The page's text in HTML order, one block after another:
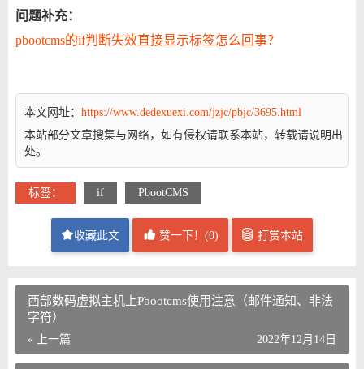
问题补充：
pbootcms的if判断失效直接显示标签怎么回事？
本文网址： https://www.dedexuexi.com/jzjc/pbjc/3695.html
本站部分文章搜集与网络，如有侵权请联系本站，转载请说明出
处。
标签： if PbootCMS
收藏此文 赞一下！(0) 打赏本站
西部数码虚拟主机上Pbootcms使用注意（邮件通知、非法
字符）
« 上一篇 2022年12月14日